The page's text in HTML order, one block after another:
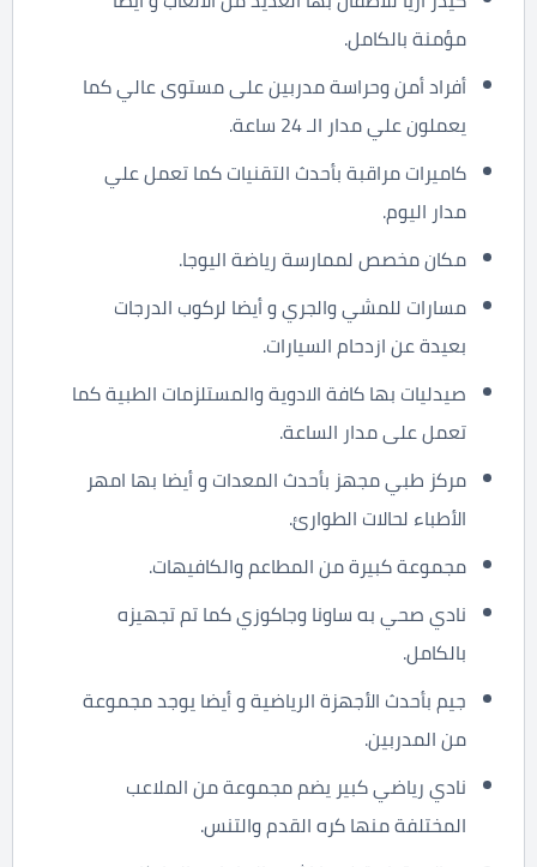
مؤمنة بالكامل.
أفراد أمن وحراسة مدربين على مستوى عالي كما
يعملون علي مدار الـ 24 ساعة.
كاميرات مراقبة بأحدث التقنيات كما تعمل علي
مدار اليوم.
مكان مخصص لممارسة رياضة اليوجا.
مسارات للمشي والجري و أيضا لركوب الدرجات
بعيدة عن ازدحام السيارات.
صيدليات بها كافة الادوية والمستلزمات الطبية كما
تعمل على مدار الساعة.
مركز طبي مجهز بأحدث المعدات و أيضا بها امهر
الأطباء لحالات الطوارئ.
مجموعة كبيرة من المطاعم والكافيهات.
نادي صحي به ساونا وجاكوزي كما تم تجهيزه
بالكامل.
جيم بأحدث الأجهزة الرياضية و أيضا يوجد مجموعة
من المدربين.
نادي رياضي كبير يضم مجموعة من الملاعب
المختلفة منها كره القدم والتنس.